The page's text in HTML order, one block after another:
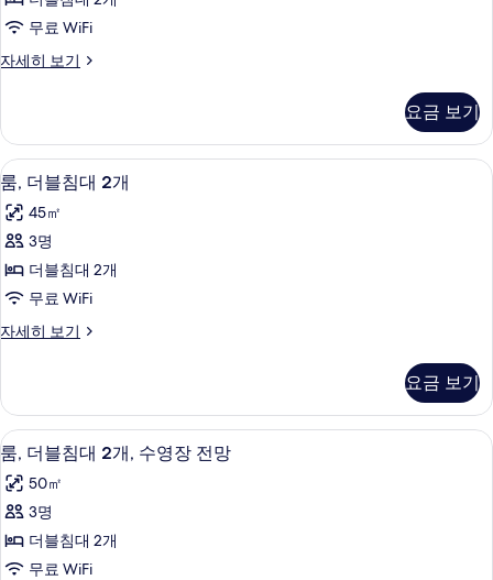
Lounge
)
사
두
보
기
자
세
히
사
진
보
기
장
전
자
기
티
브
룸,
블
침
대
2
개,
수
영
장
사
진
모
두
보
기
무료 WiFi
자세히 보기
이
티
브
룸,
더
블
침
2
개,
영
자
세
히
보
기
요금 보기
룸,
더
블
침
대
개
진
모
두
보
기
8
룸, 더블침대 2개
45㎡
3명
더블침대 2개
무료 WiFi
자세히 보기
룸,
대
개
자
세
히
기
요금 보기
룸,
더
블
침
대
고급 침구, 오리/거위털 이불, 미니바,
7
룸, 더블침대 2개, 수영장 전망
50㎡
3명
더블침대 2개
무료 WiFi